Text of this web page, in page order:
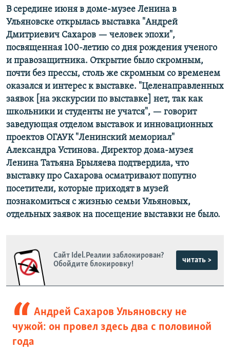
Все сайты РСЕ/РС
В середине июня в доме-музее Ленина в
Ульяновске открылась выставка "Андрей
Дмитриевич Сахаров — человек эпохи",
посвященная 100-летию со дня рождения ученого
и правозащитника. Открытие было скромным,
почти без прессы, столь же скромным со временем
оказался и интерес к выставке. "Целенаправленных
заявок [на экскурсии по выставке] нет, так как
школьники и студенты не учатся", — говорит
заведующая отделом выставок и инновационных
проектов ОГАУК "Ленинский мемориал"
Александра Устинова. Директор дома-музея
Ленина Татьяна Брыляева подтвердила, что
выставку про Сахарова осматривают попутно
посетители, которые приходят в музей
познакомиться с жизнью семьи Ульяновых,
отдельных заявок на посещение выставки не было.
Сайт Idel.Реалии заблокирован?
Обойдите блокировку!
читать >
Андрей Сахаров Ульяновску не
чужой: он провел здесь два с половиной
года